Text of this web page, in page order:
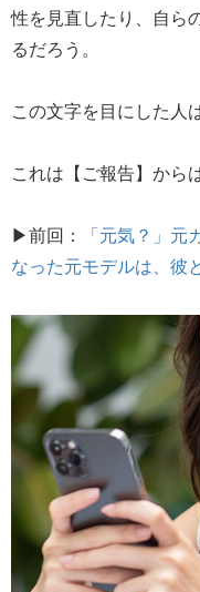
性を見直したり、自ら
るだろう。
この文字を目にした人
これは【ご報告】から
▶前回：
「元気？」
なった元モデルは、彼